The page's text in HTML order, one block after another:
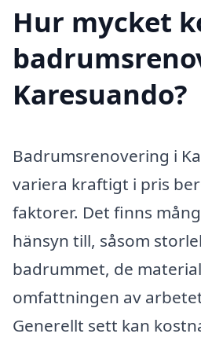
Hur mycket
Karesuando?
Badrumsrenovering i
variera kraftigt i pris
faktorer. Det finns
hänsyn till, såsom
badrummet, de
omfattningen av
Generellt sett kan